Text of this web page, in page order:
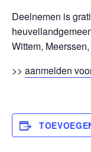
Deelnemen is
Wittem,
>> aanmelden